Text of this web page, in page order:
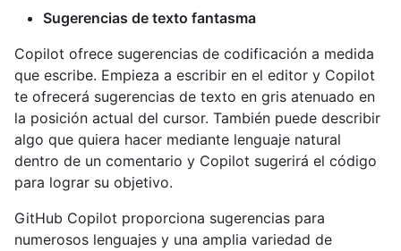
Sugerencias de texto fantasma
Copilot ofrece sugerencias de codificación a medida
que escribe. Empieza a escribir en el editor y Copilot
te ofrecerá sugerencias de texto en gris atenuado en
la posición actual del cursor. También puede describir
algo que quiera hacer mediante lenguaje natural
dentro de un comentario y Copilot sugerirá el código
para lograr su objetivo.
GitHub Copilot proporciona sugerencias para
numerosos lenguajes y una amplia variedad de